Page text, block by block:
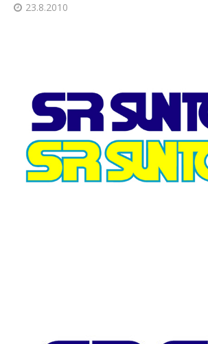
23.8.2010